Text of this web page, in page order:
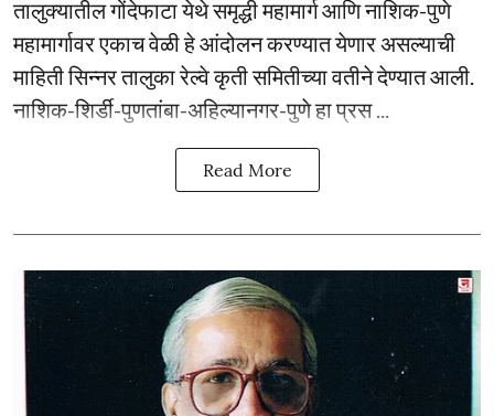
तालुक्यातील गोंदेफाटा येथे समृद्धी महामार्ग आणि नाशिक-पुणे
महामार्गावर एकाच वेळी हे आंदोलन करण्यात येणार असल्याची
माहिती सिन्नर तालुका रेल्वे कृती समितीच्या वतीने देण्यात आली.
नाशिक-शिर्डी-पुणतांबा-अहिल्यानगर-पुणे हा प्रस ...
Read More